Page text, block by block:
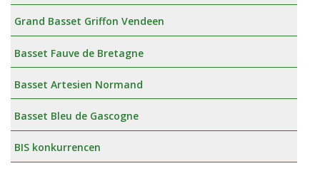
Grand Basset Griffon Vendeen
Basset Fauve de Bretagne
Basset Artesien Normand
Basset Bleu de Gascogne
BIS konkurrencen